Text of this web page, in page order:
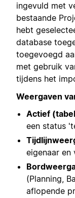
ingevuld met
bestaande
hebt
database
toegevoegd
met gebruik
tijdens het
Weergaven
Actief
een status
eigenaar en
(Planning,
aflopende